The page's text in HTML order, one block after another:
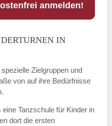
anmelden!
IN
Zielgruppen und
von auf ihre Bedürfnisse
Tanzschule für Kinder in
dort die ersten